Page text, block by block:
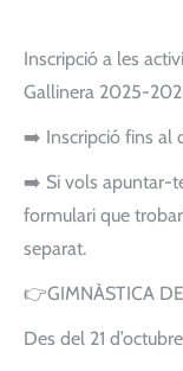
Inscripció a les
Gallinera 2025-
➡️ Inscripció fins al
➡️ Si vols apuntar-
formulari que
separat.
👉GIMNÀSTICA
Des del 21